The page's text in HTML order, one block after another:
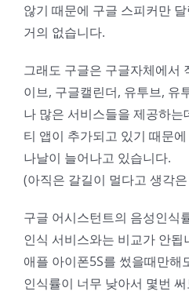
않기 때문에 구글 스피커만
거의 없습니다.
그래도 구글은 구글자체에서
이브, 구글캘린더, 유투브, 유
나 많은 서비스들을 제공하
티 앱이 추가되고 있기 때문
나날이 늘어나고 있습니다.
(아직은 갈길이 멀다고 생각
구글 어시스턴트의 음성인식
인식 서비스와는 비교가 안
애플 아이폰5S를 썼을때만해
인식률이 너무 낮아서 몇번